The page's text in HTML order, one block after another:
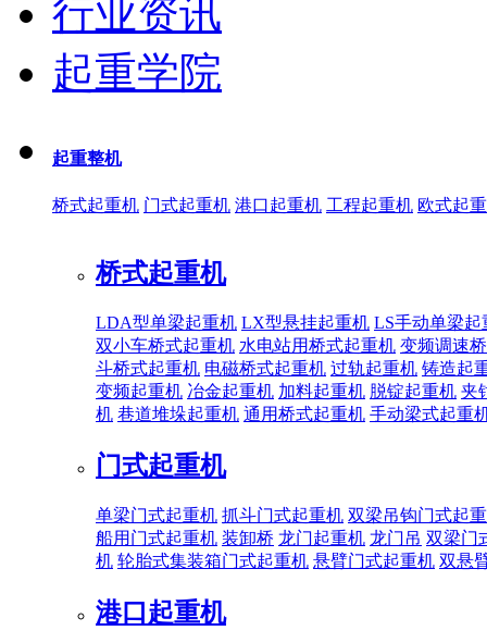
行业资讯
起重学院
起重整机
桥式起重机 门式起重机 港口起重机 工程起重机 欧式起
桥式起重机
LDA型单梁起重机 LX型悬挂起重机 LS手动单梁起
双小车桥式起重机 水电站用桥式起重机 变频调速
斗桥式起重机 电磁桥式起重机 过轨起重机 铸造起
变频起重机 冶金起重机 加料起重机 脱锭起重机 夹
机 巷道堆垛起重机 通用桥式起重机 手动梁式起重
门式起重机
单梁门式起重机 抓斗门式起重机 双梁吊钩门式起
船用门式起重机 装卸桥 龙门起重机 龙门吊 双梁门
机 轮胎式集装箱门式起重机 悬臂门式起重机 双悬
港口起重机